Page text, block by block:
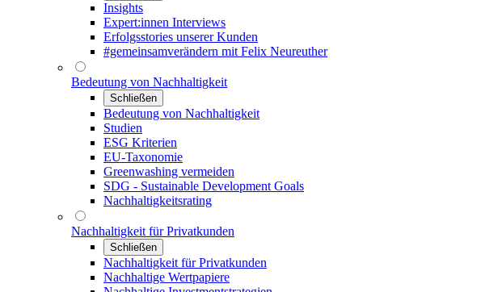
Insights
Expert:innen Interviews
Erfolgsstories unserer Kunden
#gemeinsamverändern mit Felix Neureuther
Bedeutung von Nachhaltigkeit
Schließen
Bedeutung von Nachhaltigkeit
Studien
ESG Kriterien
EU-Taxonomie
Greenwashing vermeiden
SDG - Sustainable Development Goals
Nachhaltigkeitsrating
Nachhaltigkeit für Privatkunden
Schließen
Nachhaltigkeit für Privatkunden
Nachhaltige Wertpapiere